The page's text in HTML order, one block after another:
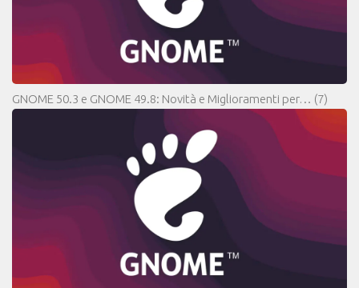
GNOME 50.3 e GNOME 49.8: Novità e Miglioramenti per… (7)